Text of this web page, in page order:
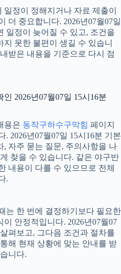
정이 정해지거나 자료 제출이
더 중요합니다. 2026년07월07일
일정이 늦어질 수 있고, 조건을
못한 불편이 생길 수 있습니
받은 내용을 기준으로 다시 점
2026년07월07일 15시16분
용은 동작구하수구막힘 페이지
2026년07월07일 15시16분 기본
, 자주 묻는 질문, 주의사항을 나
찾을 수 있습니다. 같은 야구반
내용이 다를 수 있으므로 전체
.
는 한 번에 결정하기보다 필요한
안정적입니다. 2026년07월07
펴보고, 그다음 조건과 절차를
해 현재 상황에 맞는 안내를 받
니다.